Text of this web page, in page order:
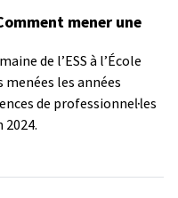
mener une
de l’ESS à l’École
les années
de professionnel·les
2024.